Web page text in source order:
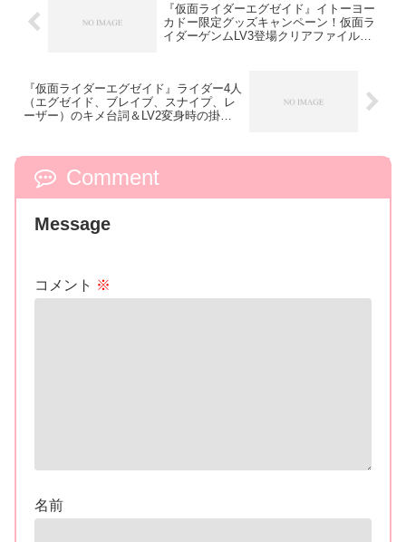
『仮面ライダーエグゼイド』イトーヨー
カドー限定グッズキャンペーン！仮面ラ
イダーゲンムLV3登場クリアファイルも
『仮面ライダーエグゼイド』ライダー4人
（エグゼイド、ブレイブ、スナイプ、レ
ーザー）のキメ台詞＆LV2変身時の掛け
Comment
Message
コメント ※
名前